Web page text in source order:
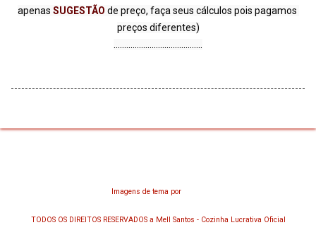
apenas SUGESTÃO de preço, faça seus cálculos pois pagamos
preços diferentes)
Imagens de tema por
TODOS OS DIREITOS RESERVADOS a Mell Santos - Cozinha Lucrativa Oficial